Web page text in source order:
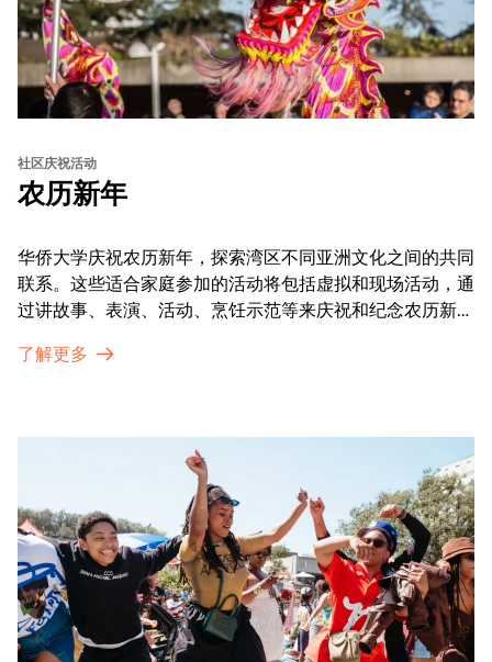
社区庆祝活动
农历新年
华侨大学庆祝农历新年，探索湾区不同亚洲文化之间的共同
联系。这些适合家庭参加的活动将包括虚拟和现场活动，通
过讲故事、表演、活动、烹饪示范等来庆祝和纪念农历新年
通过亲身参与和虚拟的治疗圈来相互支持。
了解更多